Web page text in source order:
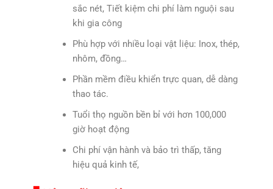
sắc nét, Tiết kiệm chi phí làm nguội sau
khi gia công
Phù hợp với nhiều loại vật liệu: Inox, thép,
nhôm, đồng…
Phần mềm điều khiển trực quan, dễ dàng
thao tác.
Tuổi thọ nguồn bền bỉ với hơn 100,000
giờ hoạt động
Chi phí vận hành và bảo trì thấp, tăng
hiệu quả kinh tế,